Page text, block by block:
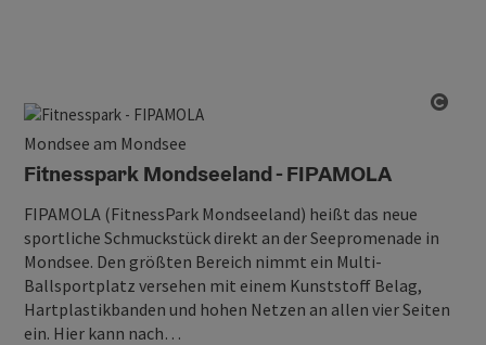
Mondsee am Mondsee
Fitnesspark Mondseeland - FIPAMOLA
FIPAMOLA (FitnessPark Mondseeland) heißt das neue
sportliche Schmuckstück direkt an der Seepromenade in
Mondsee. Den größten Bereich nimmt ein Multi-
Ballsportplatz versehen mit einem Kunststoff Belag,
Hartplastikbanden und hohen Netzen an allen vier Seiten
ein. Hier kann nach…